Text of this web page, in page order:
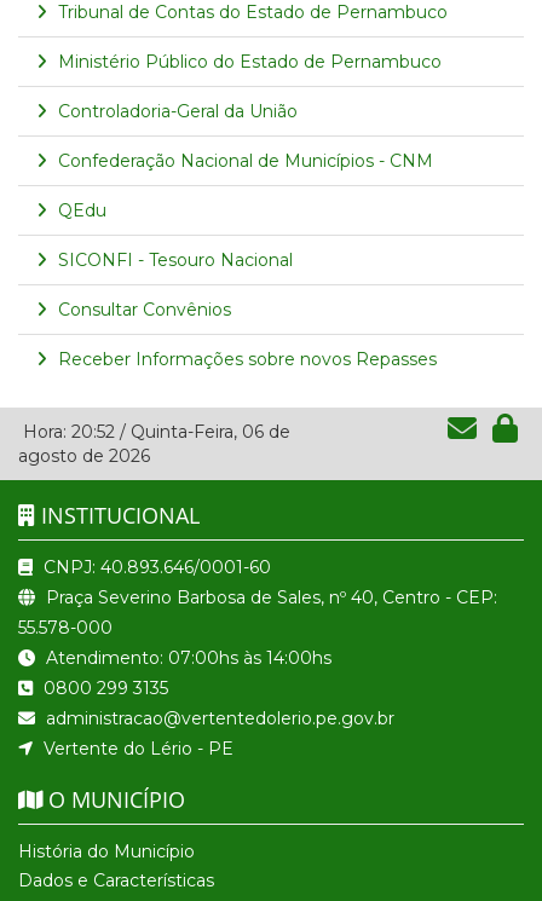
Tribunal de Contas do Estado de Pernambuco
Ministério Público do Estado de Pernambuco
Controladoria-Geral da União
Confederação Nacional de Municípios - CNM
QEdu
SICONFI - Tesouro Nacional
Consultar Convênios
Receber Informações sobre novos Repasses
Hora: 20:52 / Quinta-Feira, 06 de
agosto de 2026
INSTITUCIONAL
CNPJ: 40.893.646/0001-60
Praça Severino Barbosa de Sales, nº 40, Centro - CEP:
55.578-000
Atendimento: 07:00hs às 14:00hs
0800 299 3135
administracao@vertentedolerio.pe.gov.br
Vertente do Lério - PE
O MUNICÍPIO
História do Município
Dados e Características